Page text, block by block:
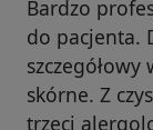
Bardzo
do pacjenta.
skórne. Z
trzeci